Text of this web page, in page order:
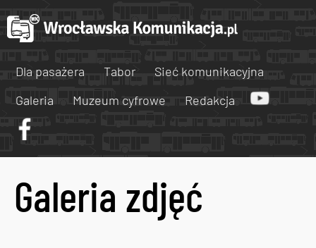
Dla pasażera Tabor
Sieć komunikacyjna
Galeria
Muzeum cyfrowe Redakcja
Galeria zdjęć